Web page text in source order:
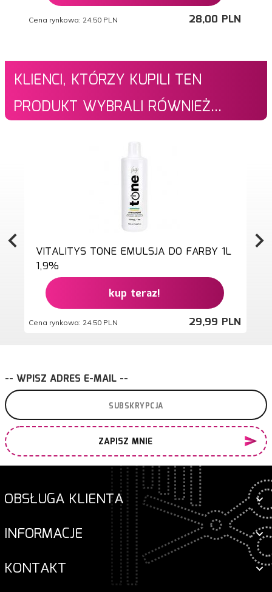
28,00 PLN
Cena rynkowa: 24.50 PLN
KLIENCI, KTÓRZY KUPILI TEN
PRODUKT WYBRALI RÓWNIEŻ...
VITALITYS TONE EMULSJA DO FARBY 1L
1,9%
kup teraz!
29,99 PLN
Cena rynkowa: 24.50 PLN
-- WPISZ ADRES E-MAIL --
ZAPISZ MNIE
OBSŁUGA KLIENTA
INFORMACJE
KONTAKT